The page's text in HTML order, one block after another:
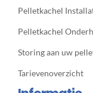
Pelletkachel
Pelletkachel
Storing aan uw
Tarievenoverzicht